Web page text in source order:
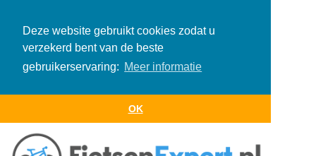
Deze website gebruikt cookies zodat u
verzekerd bent van de beste
gebruikerservaring: Meer informatie
OK